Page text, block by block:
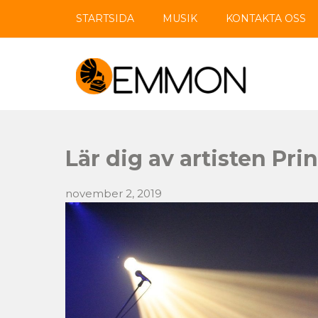
STARTSIDA MUSIK KONTAKTA OSS
Lär dig av artisten
november 2, 2019